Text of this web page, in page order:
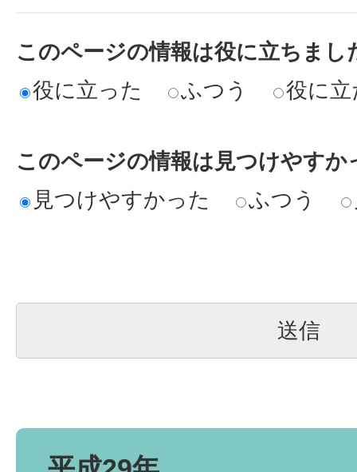
このページの情報は役に立ちまし
役に立った
ふつう 役に
このページの情報は見つけやすか
見つけやすかった
ふつう